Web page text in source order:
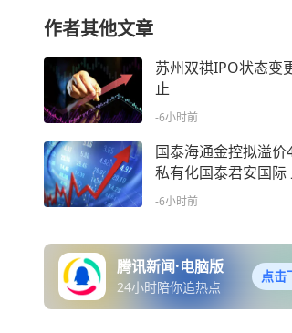
作者其他文章
苏州双祺IPO状态变
止
-6小时前
国泰海通金控拟溢价
私有化国泰君安国际
资126.15亿港元 8月
-6小时前
腾讯新闻·电脑版
24小时陪你追热点
点击